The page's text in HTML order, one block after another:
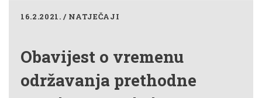
16.2.2021. / NATJEČAJI
Obavijest o vremenu
održavanja prethodne